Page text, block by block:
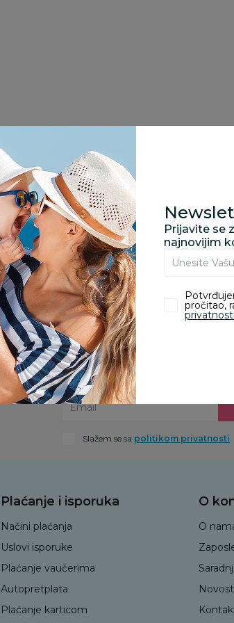
Prijava na newsletter
Email
Slažem se sa politikom privatnosti
Plaćanje i isporuka
Načini plaćanja
Uslovi isporuke
Plaćanje vaučerima
Autopretplata
Plaćanje karticom
O
O
Prijavite se
najnovijim
pročitao,
privatnosti